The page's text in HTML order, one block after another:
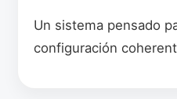
Un sistema pensado
configuración